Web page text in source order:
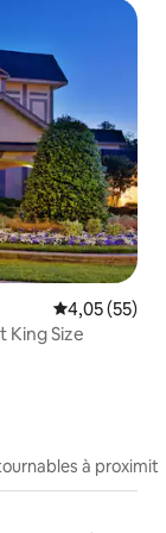
Évaluation
4,05 (55)
King Size
à